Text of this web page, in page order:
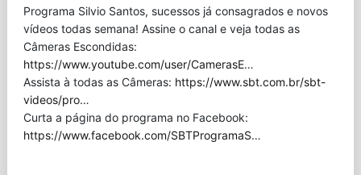
Programa Silvio Santos, sucessos já consagrados e novos
vídeos todas semana! Assine o canal e veja todas as
Câmeras Escondidas:
https://www.youtube.com/user/CamerasE…
Assista à todas as Câmeras: https://www.sbt.com.br/sbt-
videos/pro…
Curta a página do programa no Facebook:
https://www.facebook.com/SBTProgramaS…